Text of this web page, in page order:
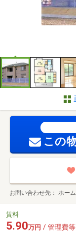
この
お問い合わせ先 ホー
賃料
5.90万円 / 管理費